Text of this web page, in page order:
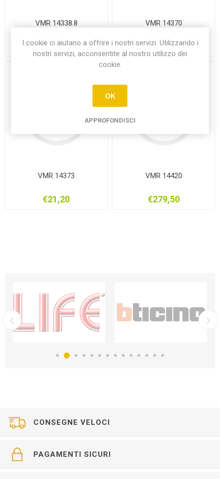
VMR 14338.8
€12,65
VMR 14370
€16,80
VMR 14373
€21,20
VMR 14420
€279,50
CONSEGNE VELOCI
PAGAMENTI SICURI
I cookie ci aiutano a offrire i nostri servizi. Utilizzando i
nostri servizi, acconsentite al nostro utilizzo dei
cookie.
OK
APPROFONDISCI